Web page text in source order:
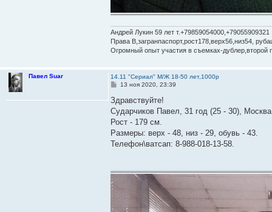
Андрей Лукин 59 лет т.+79859054000,+79055909321
Права В,загранпаспорт,рост178,верх56,низ54,
Огромный опыт участия в съемках-дублер,второй
Павел Suar
14.11 "Сериал" М/Ж 18-50 лет,1000р
С
о
б
щ
е
и
е
13 ноя 2020, 23:39
Здравствуйте!
Сударчиков Павел, 31 год (25 - 30),
Рост - 179 см.
Размеры: верх - 48, низ - 29, обувь - 43.
Телефон\ватсап: 8-988-018-13-58.